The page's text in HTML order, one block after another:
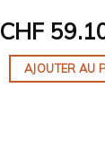
CHF
AJOUTER AU